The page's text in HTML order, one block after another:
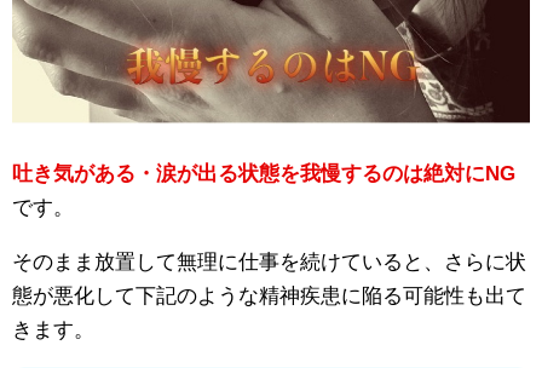
吐き気がある・涙が出る状態を我慢するのは絶対にNG
です。
そのまま放置して無理に仕事を続けていると、さらに状
態が悪化して下記のような精神疾患に陥る可能性も出て
きます。